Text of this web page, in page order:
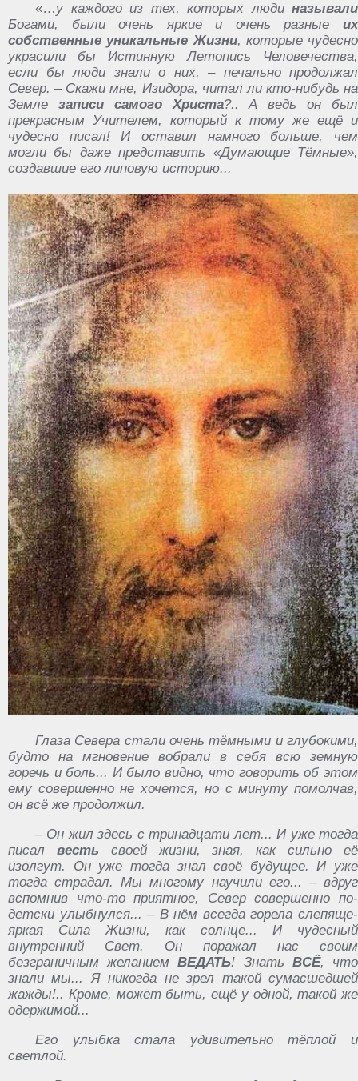
«…у каждого из тех, которых люди называли
Богами, были очень яркие и очень разные их
собственные уникальные Жизни, которые чудесно
украсили бы Истинную Летопись Человечества,
если бы люди знали о них, – печально продолжал
Север. – Скажи мне, Изидора, читал ли кто-нибудь на
Земле записи самого Христа?.. А ведь он был
прекрасным Учителем, который к тому же ещё и
чудесно писал! И оставил намного больше, чем
могли бы даже представить «Думающие Тёмные»,
создавшие его липовую историю...
Глаза Севера стали очень тёмными и глубокими,
будто на мгновение вобрали в себя всю земную
горечь и боль... И было видно, что говорить об этом
ему совершенно не хочется, но с минуту помолчав,
он всё же продолжил.
– Он жил здесь с тринадцати лет... И уже тогда
писал весть своей жизни, зная, как сильно её
изолгут. Он уже тогда знал своё будущее. И уже
тогда страдал. Мы многому научили его... – вдруг
вспомнив что-то приятное, Север совершенно по-
детски улыбнулся... – В нём всегда горела слепяще-
яркая Сила Жизни, как солнце... И чудесный
внутренний Свет. Он поражал нас своим
безграничным желаниемВЕДАТЬ! Знать ВСЁ, что
знали мы... Я никогда не зрел такой сумасшедшей
жажды!.. Кроме, может быть, ещё у одной, такой же
одержимой...
Его улыбка стала удивительно тёплой и
светлой.